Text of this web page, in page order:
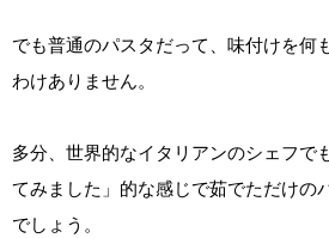
でも普通のパスタだって、味付けを何
わけありません。
多分、世界的なイタリアンのシェフで
てみました」的な感じで茹でただけの
でしょう。